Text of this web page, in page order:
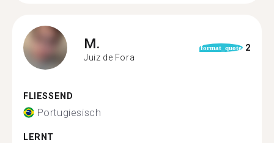
M.
Juiz de Fora
format_quote 2
FLIESSEND
Portugiesisch
LERNT